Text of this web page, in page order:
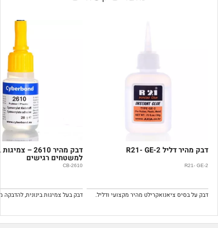
דבק מהיר דליל R21- GE-2
R21- GE-2
דבק על בסיס ציאנואקרילט מהיר מקצועי ודליל.
דבק מהיר 2610 –
למשטחים רגישים
CB-2610